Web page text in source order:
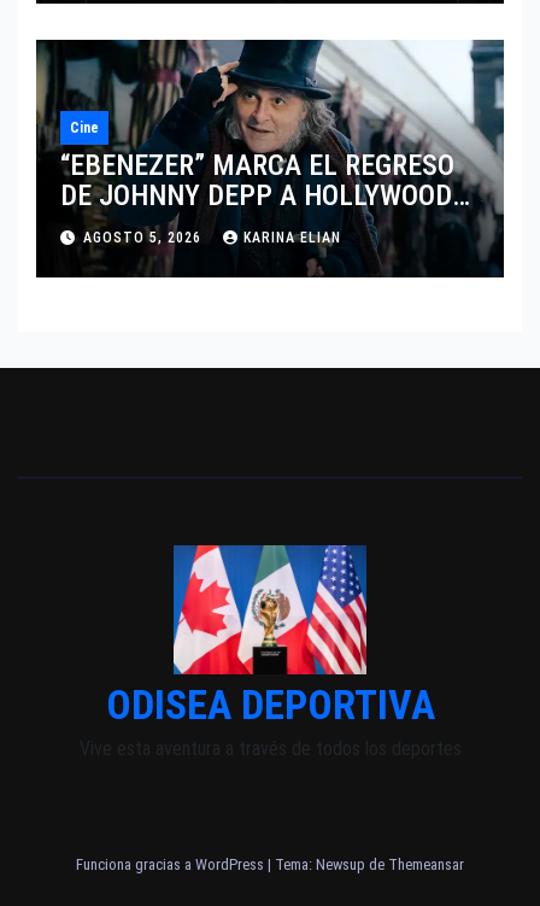
Cine
“EBENEZER” MARCA EL REGRESO
DE JOHNNY DEPP A HOLLYWOOD
TRAS SU PASO POR EL CINE
INDEPENDIENTE EUROPEO
AGOSTO 5, 2026 KARINA ELIAN
ODISEA DEPORTIVA
Vive esta aventura a través de todos los deportes
Funciona gracias a WordPress | Tema: Newsup de Themeansar